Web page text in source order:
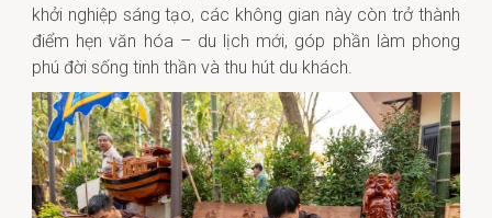
khởi nghiệp sáng tạo, các không gian này còn trở thành
điểm hẹn văn hóa – du lịch mới, góp phần làm phong
phú đời sống tinh thần và thu hút du khách.